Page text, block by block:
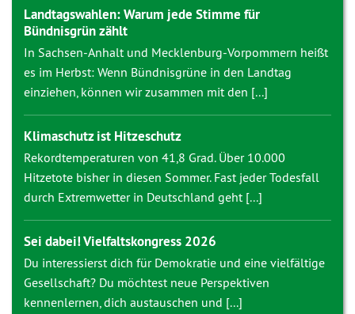
Landtagswahlen: Warum jede Stimme für
Bündnisgrün zählt
In Sachsen-Anhalt und Mecklenburg-Vorpommern heißt
es im Herbst: Wenn Bündnisgrüne in den Landtag
einziehen, können wir zusammen mit den [...]
Klimaschutz ist Hitzeschutz
Rekordtemperaturen von 41,8 Grad. Über 10.000
Hitzetote bisher in diesen Sommer. Fast jeder Todesfall
durch Extremwetter in Deutschland geht [...]
Sei dabei! Vielfaltskongress 2026
Du interessierst dich für Demokratie und eine vielfältige
Gesellschaft? Du möchtest neue Perspektiven
kennenlernen, dich austauschen und [...]